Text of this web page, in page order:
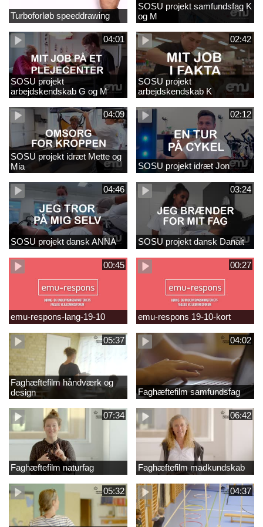
Turboforløb speeddrawing
SOSU projekt samfundsfag K
og M
04:01
SOSU projekt
arbejdskendskab G og M
02:42
SOSU projekt
arbejdskendskab K
04:09
SOSU projekt idræt Mette og
Mia
02:12
SOSU projekt idræt Jon
04:46
SOSU projekt dansk ANNA
03:24
SOSU projekt dansk Danait
00:45
emu-respons-lang-19-10
00:27
emu-respons 19-10-kort
05:37
Faghæftefilm håndværk og
design
04:02
Faghæftefilm samfundsfag
07:34
Faghæftefilm naturfag
06:42
Faghæftefilm madkundskab
05:32 04:37